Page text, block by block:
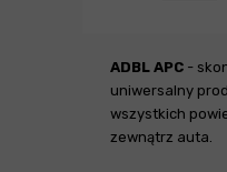
ADBL APC -
uniwersalny
wszystkich
zewnątrz auta.